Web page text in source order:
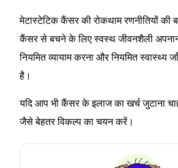
मेटास्टेटिक कैंसर की रोकथाम रणनीतियों की
कैंसर से बचने के लिए स्वस्थ जीवनशैली
नियमित व्यायाम करना और नियमित स्वास्थ्य
है।
यदि आप भी कैंसर के इलाज का खर्च जुटाना
जैसे बेहतर विकल्प का चयन करें।